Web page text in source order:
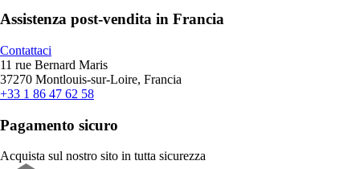
Assistenza post-vendita in Francia
Contattaci
11 rue Bernard Maris
37270 Montlouis-sur-Loire, Francia
+33 1 86 47 62 58
Pagamento sicuro
Acquista sul nostro sito in tutta sicurezza